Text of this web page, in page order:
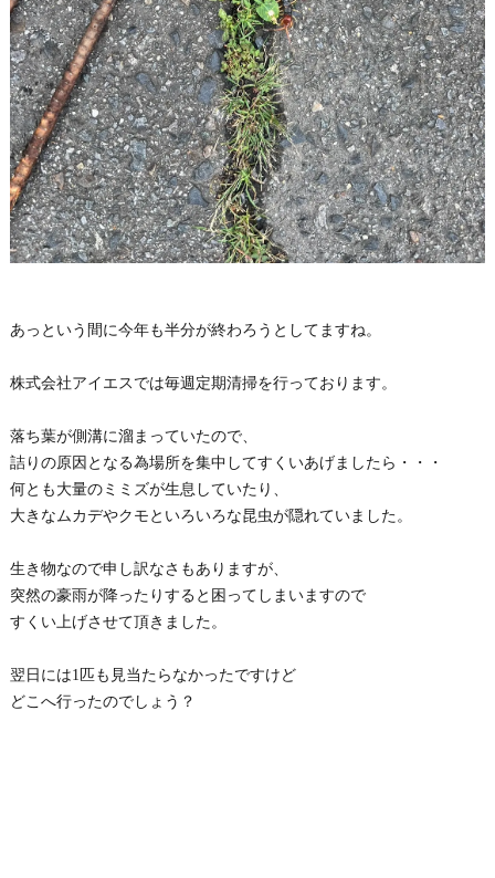
あっという間に今年も半分が終わろうとしてますね。
株式会社アイエスでは毎週定期清掃を行っております。
落ち葉が側溝に溜まっていたので、
詰りの原因となる為場所を集中してすくいあげましたら・・・
何とも大量のミミズが生息していたり、
大きなムカデやクモといろいろな昆虫が隠れていました。
生き物なので申し訳なさもありますが、
突然の豪雨が降ったりすると困ってしまいますので
すくい上げさせて頂きました。
翌日には1匹も見当たらなかったですけど
どこへ行ったのでしょう？